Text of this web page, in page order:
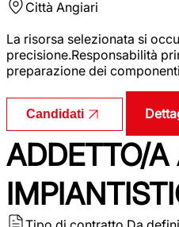
Città Angiari
La risorsa selezionata si
precisione.Responsabilità
preparazione dei
Candidati
ADDETTO/A